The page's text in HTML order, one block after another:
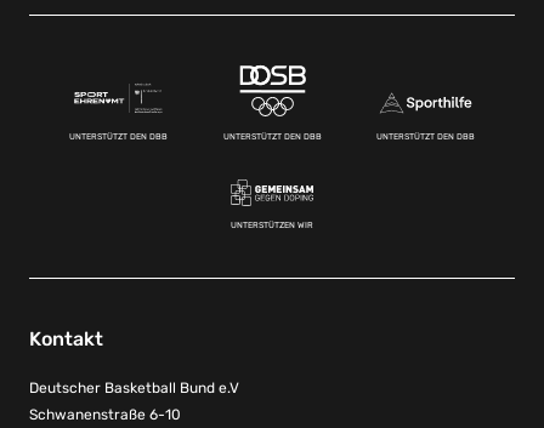
UNTERSTÜTZT DEN DBB UNTERSTÜTZT DEN DBB UNTERSTÜTZT DEN DBB
UNTERSTÜTZEN WIR
Kontakt
Deutscher Basketball Bund e.V
Schwanenstraße 6-10